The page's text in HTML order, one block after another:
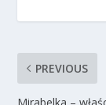
PREVIOUS